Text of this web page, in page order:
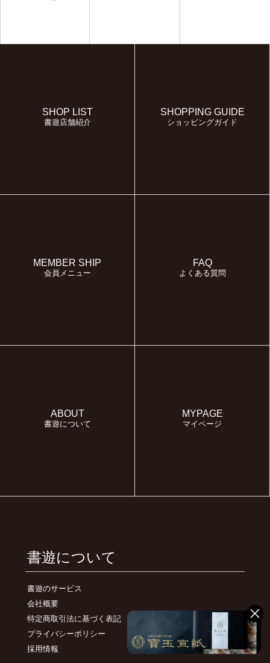
SHOP LIST
書遊店舗紹介
SHOPPING GUIDE
ショッピングガイド
MEMBER SHIP
会員メニュー
FAQ
よくある質問
ABOUT
書遊について
MYPAGE
マイページ
書遊について
書遊のサービス
会社概要
特定商取引法に基づく表記
プライバシーポリシー
採用情報